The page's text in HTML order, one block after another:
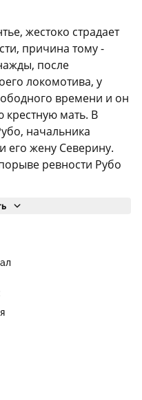
жестоко страдает
причина тому -
после
локомотива, у
времени и он
крестную мать. В
начальника
его жену Северину.
ревности Рубо